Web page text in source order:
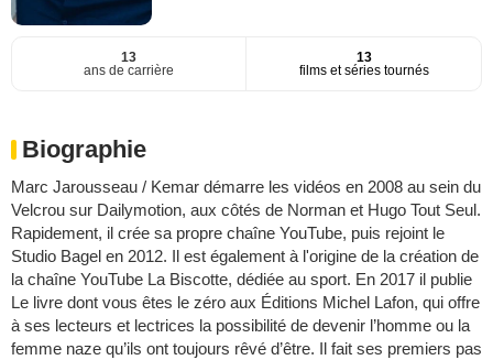
13
ans de carrière
13
films et séries tournés
Biographie
Marc Jarousseau / Kemar démarre les vidéos en 2008 au sein du
Velcrou sur Dailymotion, aux côtés de Norman et Hugo Tout Seul.
Rapidement, il crée sa propre chaîne YouTube, puis rejoint le
Studio Bagel en 2012. Il est également à l'origine de la création de
la chaîne YouTube La Biscotte, dédiée au sport. En 2017 il publie
Le livre dont vous êtes le zéro aux Éditions Michel Lafon, qui offre
à ses lecteurs et lectrices la possibilité de devenir l’homme ou la
femme naze qu’ils ont toujours rêvé d’être. Il fait ses premiers pas